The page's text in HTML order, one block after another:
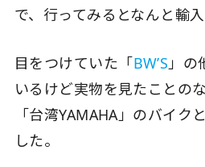
で、行ってみるとなんと輸
目をつけていた「BW’S」の
いるけど実物を見たことの
「台湾YAMAHA」のバイク
した。